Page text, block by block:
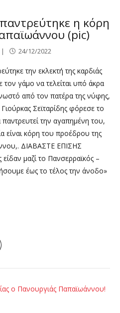
η κόρη
(pic)
24/12/2022
την εκλεκτή της καρδιάς
γάμο να τελείται υπό άκρα
από τον πατέρα της νύφης,
Σεϊταρίδης φόρεσε το
παντρευτεί την αγαπημένη του,
κόρη του προέδρου της
ΔΙΑΒΑΣΤΕ ΕΠΙΣΗΣ
μαζί το Πανσερραϊκός –
έως το τέλος την άνοδο»